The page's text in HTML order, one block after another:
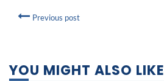
Previous post
YOU MIGHT ALSO LIKE